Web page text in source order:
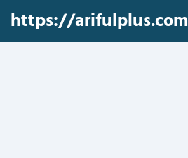
content
https://arifulplus.com